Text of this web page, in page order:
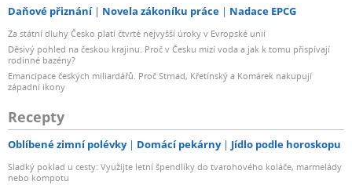
Daňové přiznání Novela zákoníku práce Nadace EPCG
Za státní dluhy Česko platí čtvrté nejvyšší úroky v Evropské unii
Děsivý pohled na českou krajinu. Proč v Česku mizí voda a jak k tomu přispívají
rodinné bazény?
Emancipace českých miliardářů. Proč Strnad, Křetínský a Komárek nakupují
západní ikony
Recepty
Oblíbené zimní polévky Domácí pekárny Jídlo podle horoskopu
Sladký poklad u cesty: Využijte letní špendlíky do tvarohového koláče, marmelády
nebo kompotu